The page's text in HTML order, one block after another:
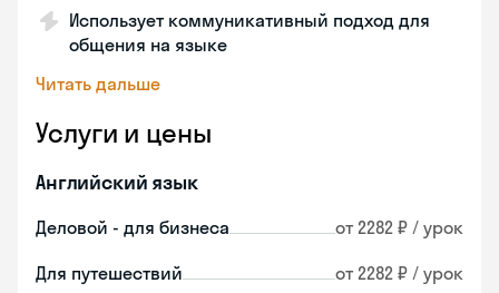
Использует коммуникативный подход для
общения на языке
Читать дальше
Услуги и цены
Английский язык
Деловой - для бизнеса от 2282 ₽ / урок
Для путешествий от 2282 ₽ / урок